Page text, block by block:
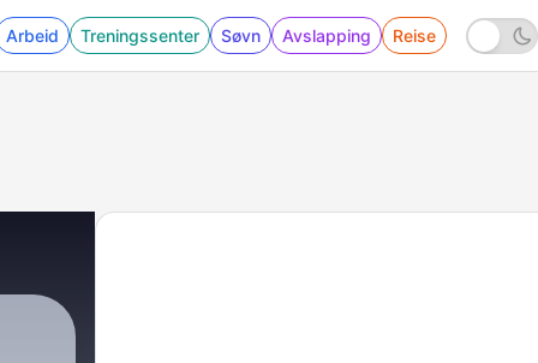
Arbeid Treningssenter Søvn Avslapping Reise